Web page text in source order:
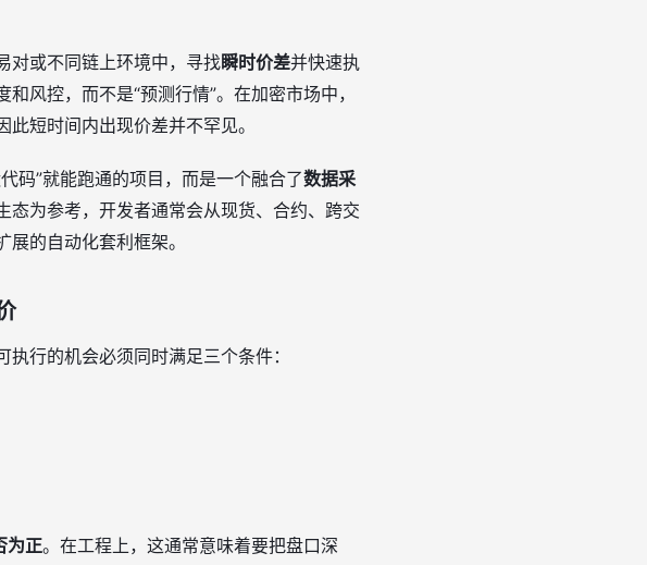
对或不同链上环境中，寻找瞬时价差并快速执
风控，而不是“预测行情”。在加密市场中，
短时间内出现价差并不罕见。
码”就能跑通的项目，而是一个融合了数据采
态为参考，开发者通常会从现货、合约、跨交
的自动化套利框架。
行的机会必须同时满足三个条件：
为正。在工程上，这通常意味着要把盘口深